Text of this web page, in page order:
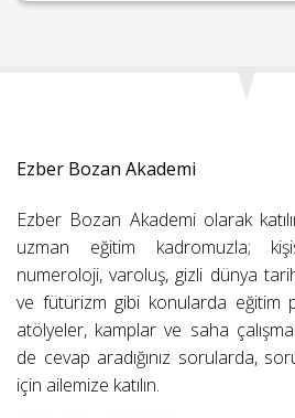
Ezber Bozan Akademi
Ezber Bozan Akademi olarak
uzman eğitim kadromuzla;
numeroloji, varoluş, gizli dünya
ve fütürizm gibi konularda eğitim
atölyeler, kamplar ve saha
de cevap aradığınız sorularda,
için ailemize katılın.